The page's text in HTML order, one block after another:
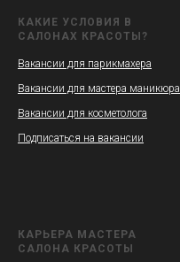
КАКИЕ УСЛОВИЯ В
САЛОНАХ КРАСОТЫ?
Вакансии для парикмахера
Вакансии для мастера маникюра
Вакансии для косметолога
Подписаться на вакансии
КАРЬЕРА МАСТЕРА
САЛОНА КРАСОТЫ